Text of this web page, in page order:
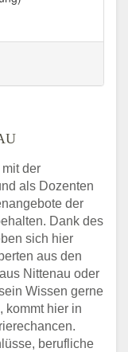
der
als Dozenten
der
Dank des
sich hier
aus den
Nittenau oder
Wissen gerne
kommt hier in
berufliche